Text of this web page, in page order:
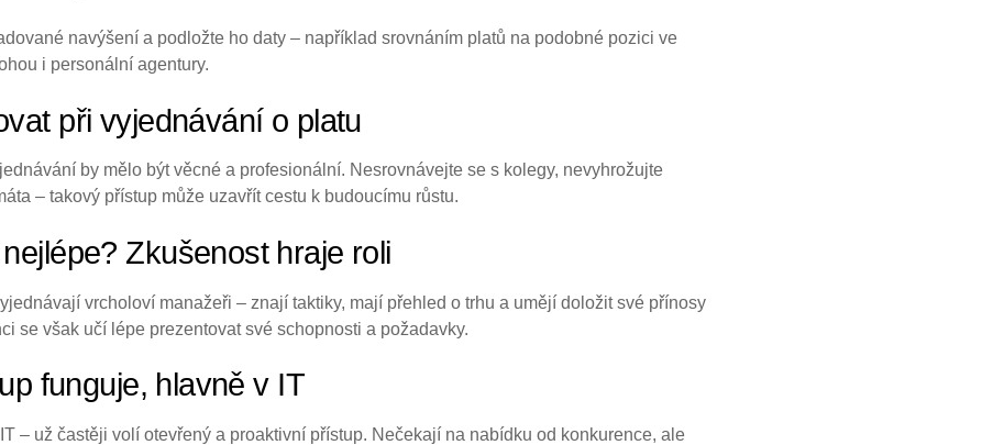
navýšení a podložte ho daty – například srovnáním platů na podobné pozici ve
i personální agentury.
při vyjednávání o platu
by mělo být věcné a profesionální. Nesrovnávejte se s kolegy, nevyhrožujte
– takový přístup může uzavřít cestu k budoucímu růstu.
Zkušenost hraje roli
vrcholoví manažeři – znají taktiky, mají přehled o trhu a umějí doložit své přínosy
se však učí lépe prezentovat své schopnosti a požadavky.
funguje, hlavně v IT
– už častěji volí otevřený a proaktivní přístup. Nečekají na nabídku od konkurence, ale